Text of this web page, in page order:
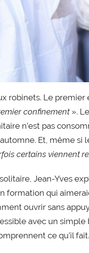
robinets. Le
confinement».
n’est pas
Et, même si
certains viennent
Jean-Yves
formation qui
ouvrir sans
avec un
ce qu’il fait.